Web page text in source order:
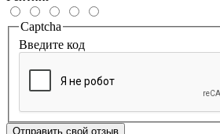
Captcha
Введите код
Отправить свой отзыв